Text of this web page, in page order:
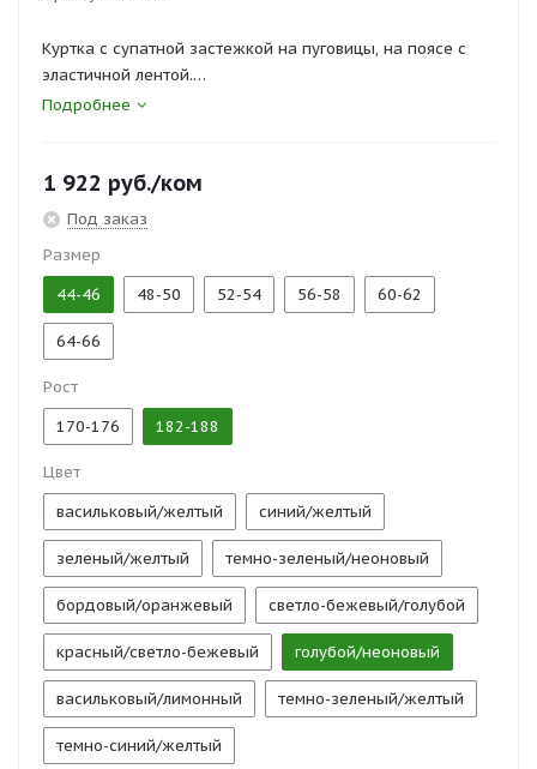
Куртка с супатной застежкой на пуговицы, на поясе с
эластичной лентой.
Полукомбинезон с широкими шлевками, нагрудным,
Сертификаты и госты:
ТР ТС 019/2011, ГОСТ 27575-87
Подробнее
1 922 руб./ком
Под заказ
Размер
44-46
48-50 52-54 56-58 60-62
64-66
Рост
170-176
182-188
Цвет
васильковый/желтый
синий/желтый
зеленый/желтый темно-зеленый/неоновый
бордовый/оранжевый светло-бежевый/голубой
красный/светло-бежевый голубой/неоновый
васильковый/лимонный темно-зеленый/желтый
темно-синий/желтый